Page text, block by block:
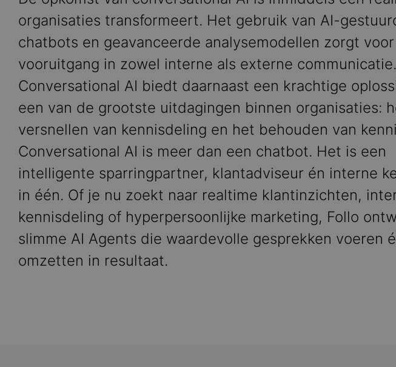
organisaties transformeert. Het gebruik van AI-
chatbots en geavanceerde analysemodellen zorgt
vooruitgang in zowel interne als externe communicatie.
Conversational AI biedt daarnaast een krachtige
een van de grootste uitdagingen binnen organisaties:
versnellen van kennisdeling en het behouden van
Conversational AI is meer dan een chatbot. Het is een
intelligente sparringpartner, klantadviseur én interne
in één. Of je nu zoekt naar realtime klantinzichten,
kennisdeling of hyperpersoonlijke marketing, Follo
slimme AI Agents die waardevolle gesprekken voeren
omzetten in resultaat.